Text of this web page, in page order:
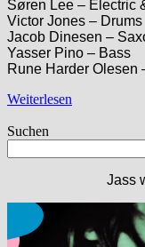
Søren Lee – Electric
Victor Jones – Drums
Jacob Dinesen –
Yasser Pino – Bass
Rune Harder Olesen
Weiterlesen
Suchen
Jass